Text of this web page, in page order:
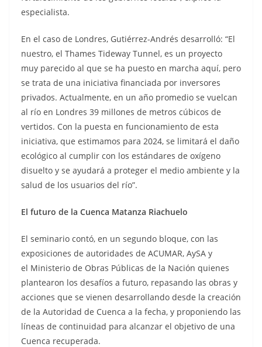
especialista.
En el caso de Londres, Gutiérrez-Andrés desarrolló: “El
nuestro, el Thames Tideway Tunnel, es un proyecto
muy parecido al que se ha puesto en marcha aquí, pero
se trata de una iniciativa financiada por inversores
privados. Actualmente, en un año promedio se vuelcan
al río en Londres 39 millones de metros cúbicos de
vertidos. Con la puesta en funcionamiento de esta
iniciativa, que estimamos para 2024, se limitará el daño
ecológico al cumplir con los estándares de oxígeno
disuelto y se ayudará a proteger el medio ambiente y la
salud de los usuarios del río”.
El futuro de la Cuenca Matanza Riachuelo
El seminario contó, en un segundo bloque, con las
exposiciones de autoridades de ACUMAR, AySA y
el Ministerio de Obras Públicas de la Nación quienes
plantearon los desafíos a futuro, repasando las obras y
acciones que se vienen desarrollando desde la creación
de la Autoridad de Cuenca a la fecha, y proponiendo las
líneas de continuidad para alcanzar el objetivo de una
Cuenca recuperada.